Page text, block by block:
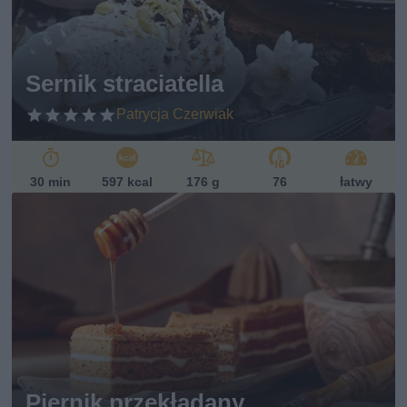
Sernik straciatella
Patrycja Czerwiak
30 min 597 kcal 176 g 76 łatwy